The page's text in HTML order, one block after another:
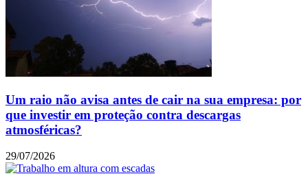
Um raio não avisa antes de cair na sua empresa: por
que investir em proteção contra descargas
atmosféricas?
29/07/2026